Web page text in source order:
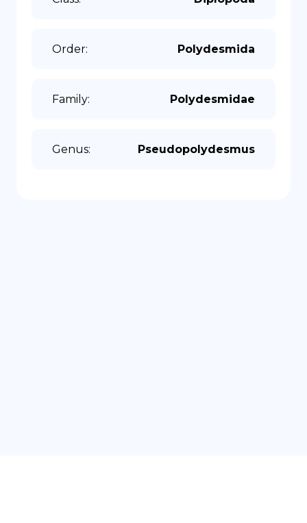
Order: Polydesmida
Family: Polydesmidae
Genus: Pseudopolydesmus